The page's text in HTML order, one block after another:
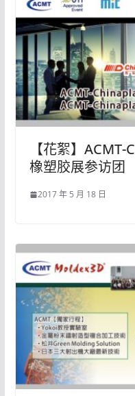
【花絮】
橡塑胶展参访团
2017 年 5 月 18 日